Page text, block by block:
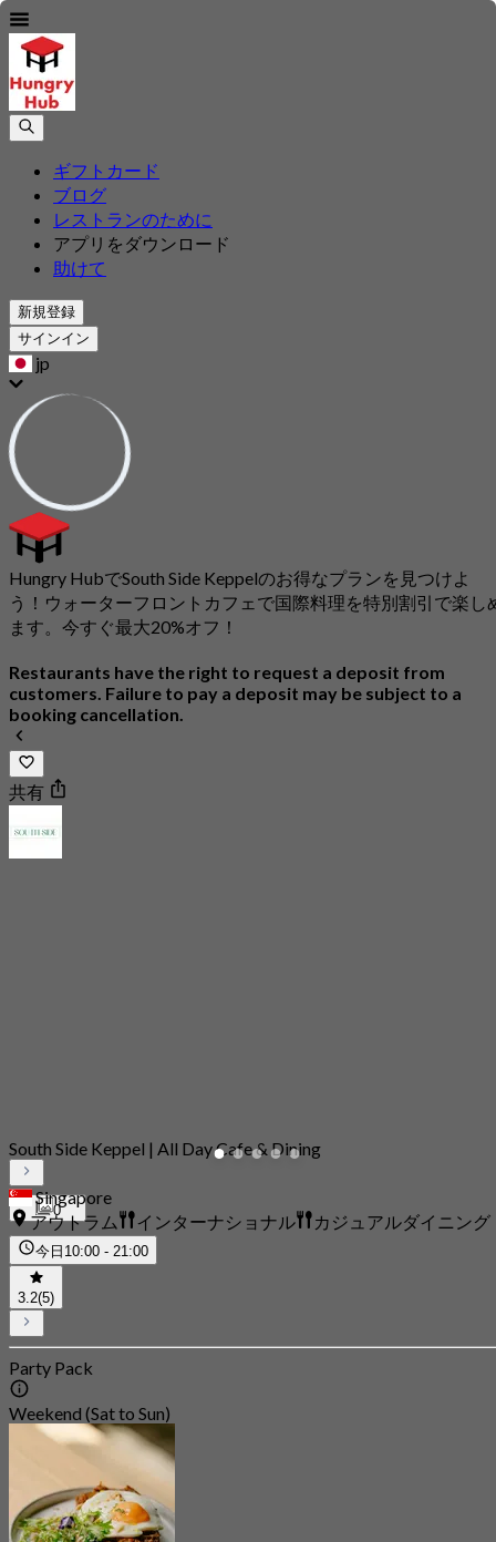
ギフトカード
ブログ
レストランのために
アプリをダウンロード
助けて
新規登録
サインイン
jp
Hungry HubでSouth Side Keppelのお得なプランを見つけよ
う！ウォーターフロントカフェで国際料理を特別割引で楽し
ます。今すぐ最大20%オフ！
Restaurants have the right to request a deposit from
customers. Failure to pay a deposit may be subject to a
booking cancellation.
共有
0
South Side Keppel | All Day Cafe & Dining
Singapore
アウトラム
インターナショナル カジュアルダイニング
今日 10:00 - 21:00
3.2(5)
Party Pack
Weekend (Sat to Sun)